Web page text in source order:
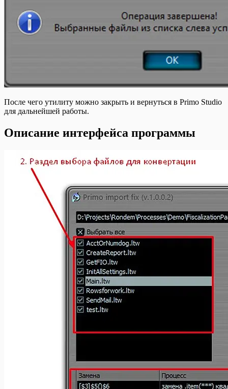
После чего утилиту можно закрыть и вернуться в Primo Studio
для дальнейшей работы.
Описание интерфейса программы